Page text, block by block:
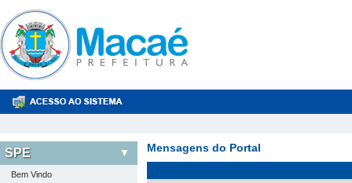
SPE
Bem Vindo
Mensagens do Portal